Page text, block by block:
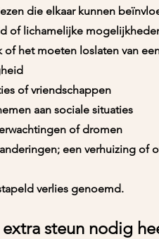
die elkaar kunnen
of lichamelijke
of het moeten loslaten van
of vriendschappen
aan sociale situaties
of dromen
een verhuizing of
verlies genoemd.
steun nodig